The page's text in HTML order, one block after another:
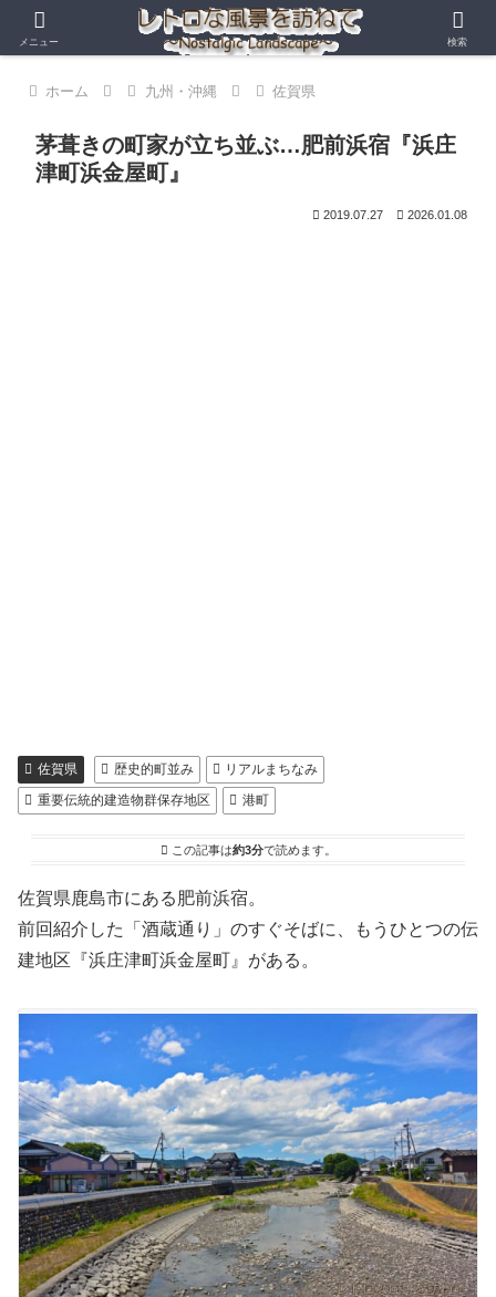
ホーム 九州・沖縄 佐賀県
茅葺きの町家が立ち並ぶ…肥前浜宿『浜庄
津町浜金屋町』
2019.07.27 2026.01.08
佐賀県 歴史的町並み
リアルまちなみ
重要伝統的建造物群保存地区
港町
この記事は約3分で読めます。
佐賀県鹿島市にある肥前浜宿。
前回紹介した「酒蔵通り」のすぐそばに、もうひとつの伝
建地区『浜庄津町浜金屋町』がある。
メニュー 検索